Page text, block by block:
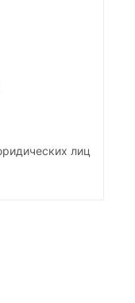
лиц